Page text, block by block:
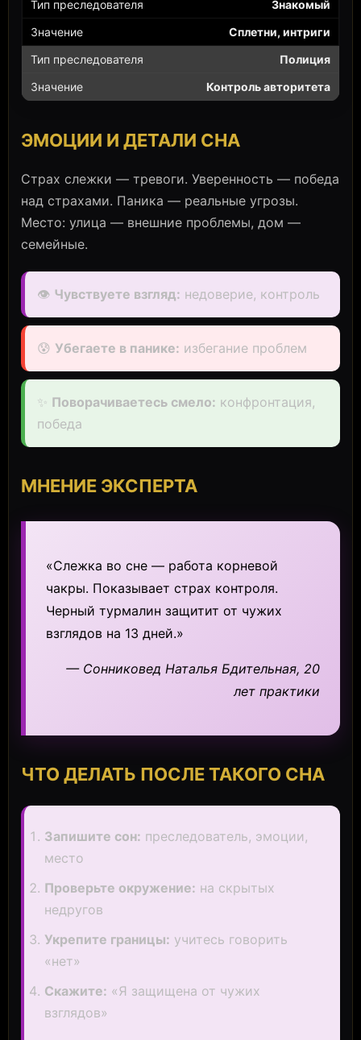
Знакомый
Сплетни, интриги
Полиция
Контроль авторитета
ЭМОЦИИ И ДЕТАЛИ СНА
Страх слежки — тревоги. Уверенность — победа
над страхами. Паника — реальные угрозы.
Место: улица — внешние проблемы, дом —
семейные.
👁️ Чувствуете взгляд: недоверие, контроль
😰 Убегаете в панике: избегание проблем
✨ Поворачиваетесь смело: конфронтация,
победа
МНЕНИЕ ЭКСПЕРТА
«Слежка во сне — работа корневой
чакры. Показывает страх контроля.
Черный турмалин защитит от чужих
взглядов на 13 дней.»
— Сонниковед Наталья Бдительная, 20
лет практики
ЧТО ДЕЛАТЬ ПОСЛЕ ТАКОГО СНА
Запишите сон: преследователь, эмоции,
место
Проверьте окружение: на скрытых
недругов
Укрепите границы: учитесь говорить
«нет»
Скажите: «Я защищена от чужих
взглядов»